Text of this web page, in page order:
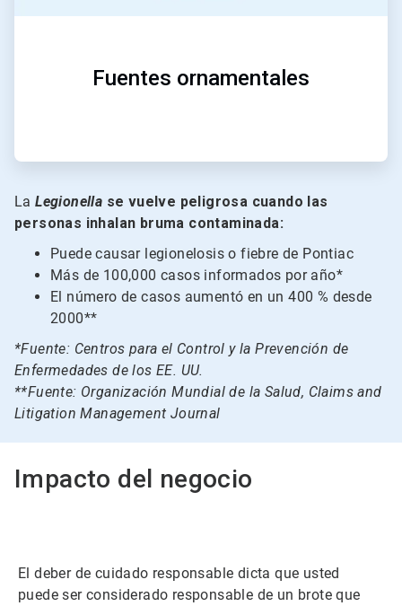
Fuentes ornamentales
LaLegionella se vuelve peligrosa cuando las
personas inhalan bruma contaminada:
Puede causar legionelosis o fiebre de Pontiac
Más de 100,000 casos informados por año*
El número de casos aumentó en un 400 % desde
2000**
*Fuente: Centros para el Control y la Prevención de
Enfermedades de los EE. UU.
**Fuente: Organización Mundial de la Salud, Claims and
Litigation Management Journal
Impacto del negocio
El deber de cuidado responsable dicta que usted
puede ser considerado responsable de un brote que